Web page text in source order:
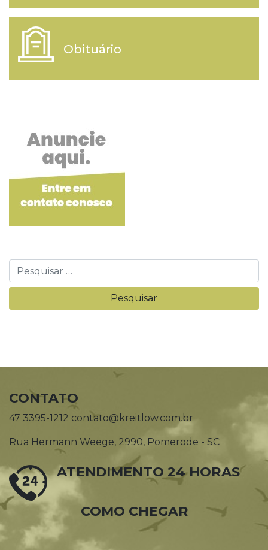
Obituário
CONTATO
47 3395-1212 contato@kreitlow.com.br
Rua Hermann Weege, 2990, Pomerode - SC
ATENDIMENTO 24 HORAS
COMO CHEGAR